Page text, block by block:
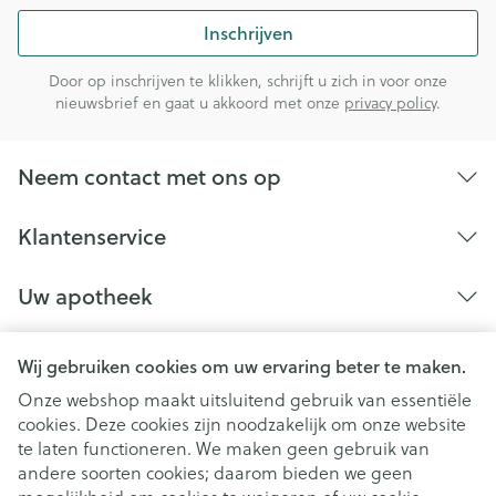
Wij gebruiken cookies om uw ervaring beter te maken.
Onze webshop maakt uitsluitend gebruik van essentiële
cookies. Deze cookies zijn noodzakelijk om onze website
te laten functioneren. We maken geen gebruik van
andere soorten cookies; daarom bieden we geen
Inschrijven
Door op inschrijven te klikken, schrijft u zich in voor onze
nieuwsbrief en gaat u akkoord met onze privacy policy.
Neem contact met ons op
Klantenservice
Uw apotheek